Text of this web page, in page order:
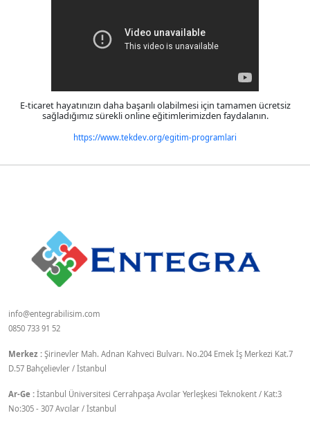
E-ticaret hayatınızın daha başarılı olabilmesi için tamamen ücretsiz
sağladığımız sürekli online eğitimlerimizden faydalanın.
https://www.tekdev.org/egitim-programlari
info@entegrabilisim.com
0850 733 91 52
Merkez : Şirinevler Mah. Adnan Kahveci Bulvarı. No.204 Emek İş Merkezi Kat.7
D.57 Bahçelievler / İstanbul
Ar-Ge : İstanbul Üniversitesi Cerrahpaşa Avcılar Yerleşkesi Teknokent / Kat:3
No:305 - 307 Avcılar / İstanbul